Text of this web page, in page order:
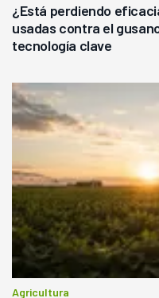
¿Está perdiendo
usadas contra el
tecnología clave
Agricultura